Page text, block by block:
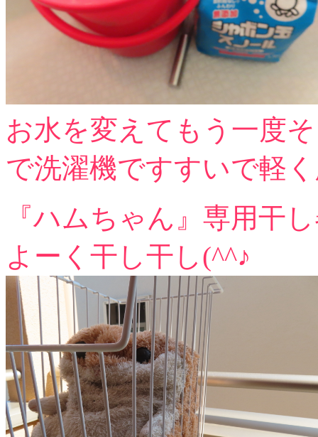
お水を変えてもう一度
で洗濯機ですすいで軽
『ハムちゃん』専用干
よーく干し干し(^^♪